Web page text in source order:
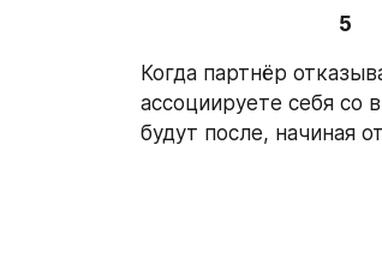
5
Когда партнёр
ассоциируете себя
будут после, начиная